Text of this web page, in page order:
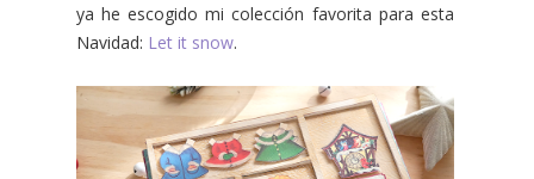
ya he escogido mi colección favorita para esta
Navidad: Let it snow.